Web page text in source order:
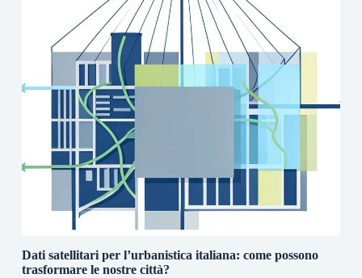
Dati satellitari per l’urbanistica italiana: come possono
trasformare le nostre città?